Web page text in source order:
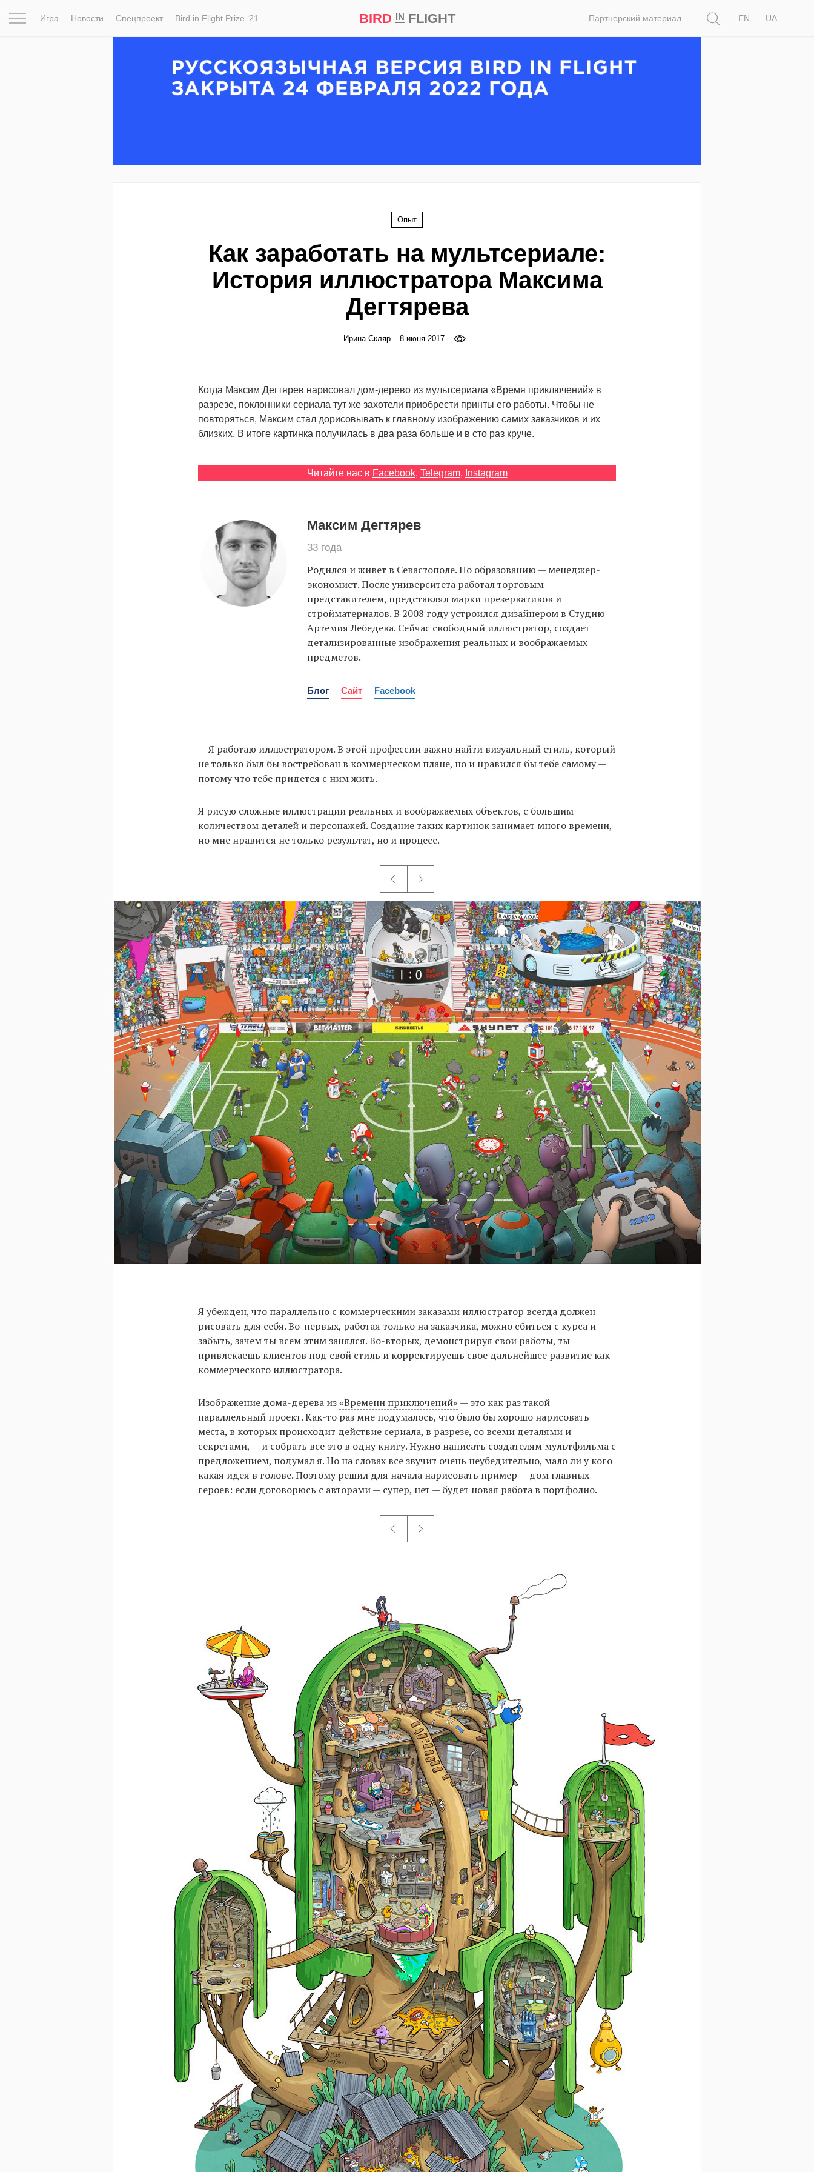
Игра Новости Спецпроект Bird in Flight Prize ‘21 BIRD INFLIGHT Партнерский материал
EN
UA
Опыт
Как заработать на мультсериале:
История иллюстратора Максима
Дегтярева
Ирина Скляр 8 июня 2017
Когда Максим Дегтярев нарисовал дом-дерево из мультсериала «Время приключений» в
разрезе, поклонники сериала тут же захотели приобрести принты его работы. Чтобы не
повторяться, Максим стал дорисовывать к главному изображению самих заказчиков и их
близких. В итоге картинка получилась в два раза больше и в сто раз круче.
Читайте нас в Facebook, Telegram, Instagram
Максим Дегтярев
33 года
Родился и живет в Севастополе. По образованию — менеджер-
экономист. После университета работал торговым
представителем, представлял марки презервативов и
стройматериалов. В 2008 году устроился дизайнером в Студию
Артемия Лебедева. Сейчас свободный иллюстратор, создает
детализированные изображения реальных и воображаемых
предметов.
Блог Сайт Facebook
— Я работаю иллюстратором. В этой профессии важно найти визуальный стиль, который
не только был бы востребован в коммерческом плане, но и нравился бы тебе самому —
потому что тебе придется с ним жить.
Я рисую сложные иллюстрации реальных и воображаемых объектов, с большим
количеством деталей и персонажей. Создание таких картинок занимает много времени,
но мне нравится не только результат, но и процесс.
Я убежден, что параллельно с коммерческими заказами иллюстратор всегда должен
рисовать для себя. Во-первых, работая только на заказчика, можно сбиться с курса и
забыть, зачем ты всем этим занялся. Во-вторых, демонстрируя свои работы, ты
привлекаешь клиентов под свой стиль и корректируешь свое дальнейшее развитие как
коммерческого иллюстратора.
Изображение дома-дерева из«Времени приключений» — это как раз такой
параллельный проект. Как-то раз мне подумалось, что было бы хорошо нарисовать
места, в которых происходит действие сериала, в разрезе, со всеми деталями и
секретами, — и собрать все это в одну книгу. Нужно написать создателям мультфильма с
предложением, подумал я. Но на словах все звучит очень неубедительно, мало ли у кого
какая идея в голове. Поэтому решил для начала нарисовать пример — дом главных
героев: если договорюсь с авторами — супер, нет — будет новая работа в портфолио.